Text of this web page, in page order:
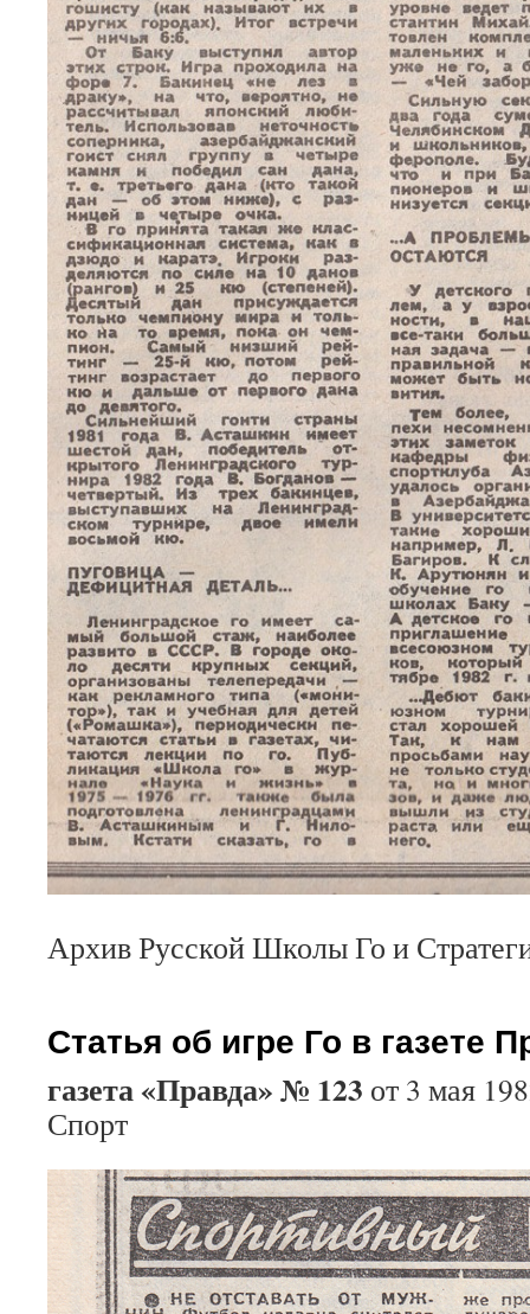
Архив Русской Школы Го и
Статья об игре Го в газете
газета «Правда» № 123 от 3 мая
Спорт